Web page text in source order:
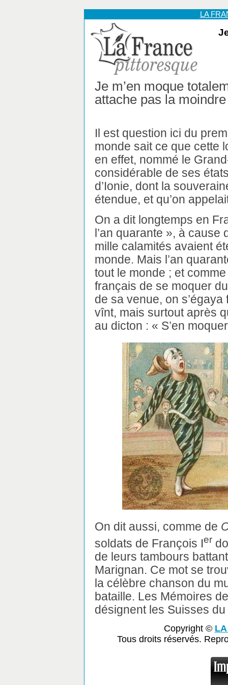
LA
Je m’en moque
attache pas la
Il est question ici du
monde sait ce que cette
en effet, nommé le
considérable de ses
d’Ionie, dont la
étendue, et qu’on
On a dit longtemps en
l’an quarante », à cause
mille calamités avaient
monde. Mais l’an
tout le monde ; et
français de se moquer
de sa venue, on s’égaya
vînt, mais surtout après
au dicton : « S’en
On dit aussi, comme de
soldats de François Ier
de leurs tambours
Marignan. Ce mot se
la célèbre chanson du
bataille. Les Mémoires
désignent les Suisses
Copyright ©
Tous droits réservés.